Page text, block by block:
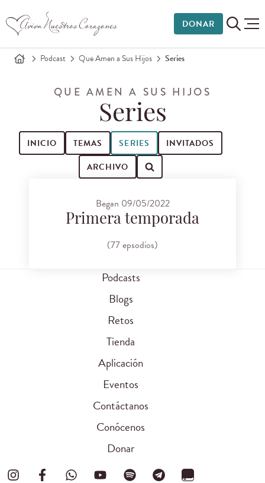
DONAR
Podcast Que Amen a Sus Hijos Series
QUE AMEN A SUS HIJOS
Series
INICIO TEMAS SERIES
INVITADOS
ARCHIVO
Began 09/05/2022
Primera temporada
(77 epsodios)
Podcasts
Blogs
Retos
Tienda
Aplicación
Eventos
Contáctanos
Conócenos
Donar